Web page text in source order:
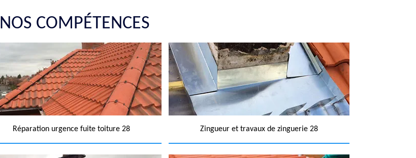
NOS COMPÉTENCES
Réparation urgence fuite toiture 28 Zingueur et travaux de zinguerie 28